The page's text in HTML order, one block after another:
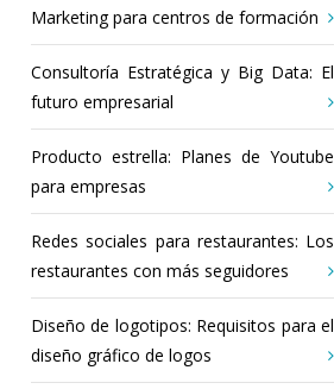
Marketing para centros de formación
Consultoría Estratégica y Big Data: El
futuro empresarial
Producto estrella: Planes de Youtube
para empresas
Redes sociales para restaurantes: Los
restaurantes con más seguidores
Diseño de logotipos: Requisitos para el
diseño gráfico de logos